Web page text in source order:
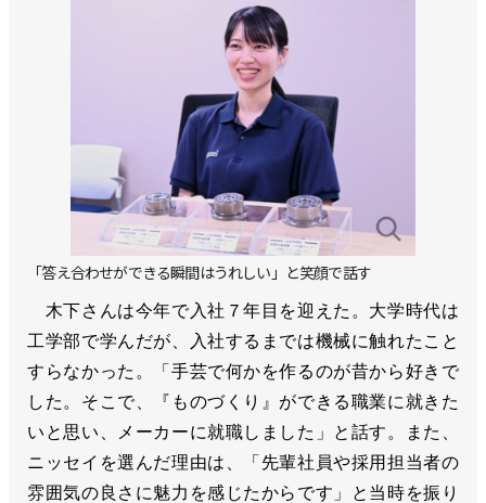
「答え合わせができる瞬間はうれしい」と笑顔で話す
木下さんは今年で入社７年目を迎えた。大学時代は
工学部で学んだが、入社するまでは機械に触れたこと
すらなかった。「手芸で何かを作るのが昔から好きで
した。そこで、『ものづくり』ができる職業に就きた
いと思い、メーカーに就職しました」と話す。また、
ニッセイを選んだ理由は、「先輩社員や採用担当者の
雰囲気の良さに魅力を感じたからです」と当時を振り